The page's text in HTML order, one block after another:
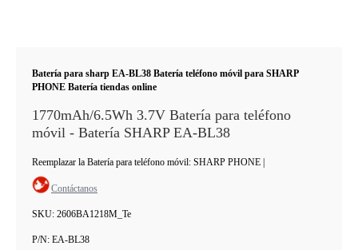
Batería para sharp EA-BL38 Batería teléfono móvil para SHARP
PHONE Batería tiendas online
1770mAh/6.5Wh 3.7V Batería para teléfono
móvil - Batería SHARP EA-BL38
Reemplazar la Batería para teléfono móvil: SHARP PHONE
Contáctanos
SKU: 2606BA1218M_Te
P/N: EA-BL38